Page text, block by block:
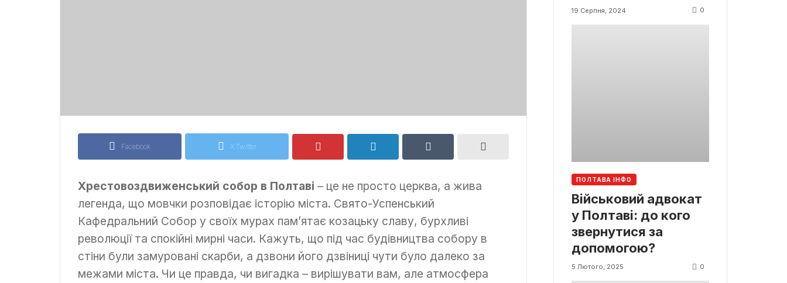
Facebook X Twitter
Хрестовоздвиженський собор в Полтаві – це не просто церква, а жива
легенда, що мовчки розповідає історію міста. Свято-Успенський
Кафедральний Собор у своїх мурах пам’ятає козацьку славу, бурхливі
революції та спокійні мирні часи. Кажуть, що під час будівництва собору в
стіни були замуровані скарби, а дзвони його дзвіниці чути було далеко за
межами міста. Чи це правда, чи вигадка – вирішувати вам, але атмосфера
19 Серпня, 2024 0
ПОЛТАВА ІНФО
Військовий адвокат
у Полтаві: до кого
звернутися за
допомогою?
5 Лютого, 2025 0